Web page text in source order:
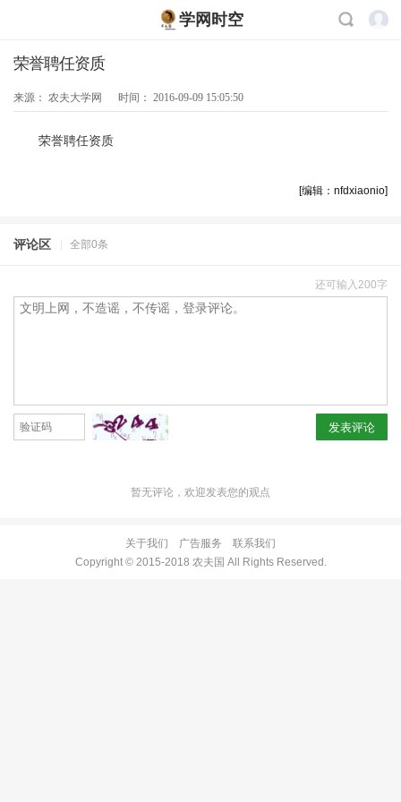
学网时空
荣誉聘任资质
来源： 农夫大学网 时间： 2016-09-09 15:05:50
荣誉聘任资质
[编辑：nfdxiaonio]
评论区 全部0条
还可输入200字
发表评论
暂无评论，欢迎发表您的观点
关于我们 广告服务
联系我们
Copyright © 2015-2018 农夫国 All Rights Reserved.